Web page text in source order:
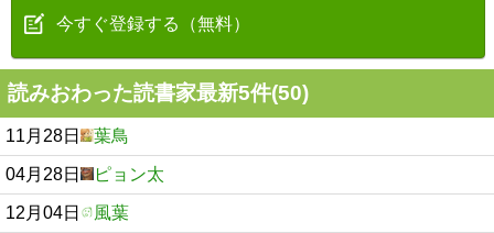
今すぐ登録する（無料）
読みおわった読書家最新5件(50)
11月28日 葉鳥
04月28日 ピョン太
12月04日 風葉